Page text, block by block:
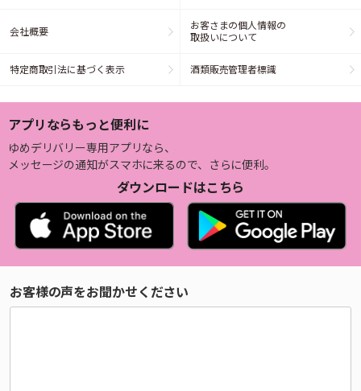
会社概要
お客さまの個人情報の
取扱いについて
特定商取引法に基づく表示 酒類販売管理者標識
アプリならもっと便利に
ゆめデリバリー専用アプリなら、
メッセージの通知がスマホに来るので、さらに便利。
ダウンロードはこちら
お客様の声をお聞かせください